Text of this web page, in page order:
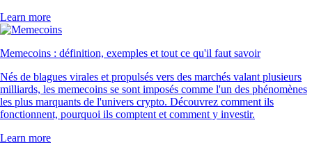
Learn more
Memecoins : définition, exemples et tout ce qu'il faut savoir
Nés de blagues virales et propulsés vers des marchés valant plusieurs
milliards, les memecoins se sont imposés comme l'un des phénomènes
les plus marquants de l'univers crypto. Découvrez comment ils
fonctionnent, pourquoi ils comptent et comment y investir.
Learn more